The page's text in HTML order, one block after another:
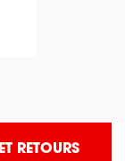
RETOURS